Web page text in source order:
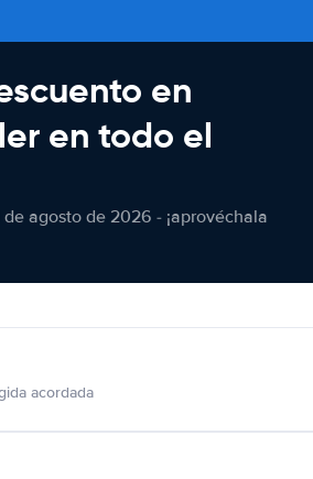
en
en todo el
agosto de 2026 - ¡aprovéchala
acordada